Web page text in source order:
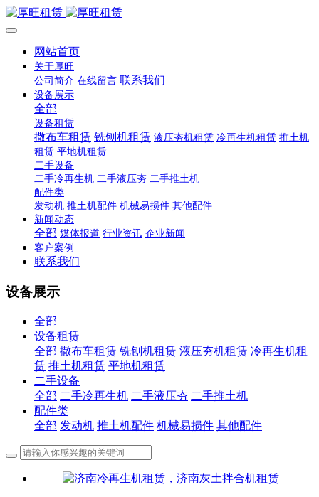
网站首页
关于厚旺
公司简介 在线留言 联系我们
设备展示
全部
设备租赁
撒布车租赁 铣刨机租赁 液压夯机租赁 冷再生机租赁 推土机
租赁 平地机租赁
二手设备
二手冷再生机 二手液压夯 二手推土机
配件类
发动机 推土机配件 机械易损件 其他配件
新闻动态
全部 媒体报道 行业资讯 企业新闻
客户案例
联系我们
设备展示
全部
设备租赁
全部 撒布车租赁 铣刨机租赁 液压夯机租赁 冷再生机租
赁 推土机租赁 平地机租赁
二手设备
全部 二手冷再生机 二手液压夯 二手推土机
配件类
全部 发动机 推土机配件 机械易损件 其他配件